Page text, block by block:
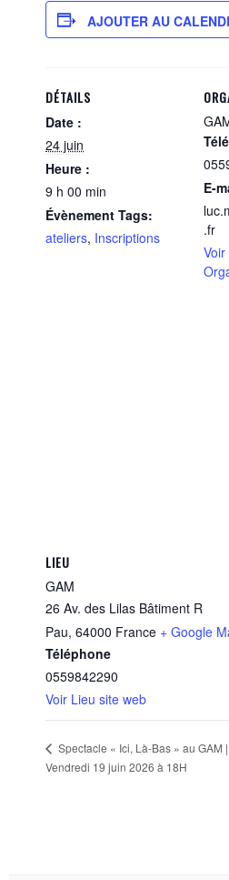
AJOUTER AU
DÉTAILS
Date :
24 juin
Heure :
9 h 00 min
Évènement Tags:
ateliers, Inscriptions
E-
.fr
LIEU
GAM
26 Av. des Lilas Bâtiment R
Pau, 64000 France + Google
Téléphone
0559842290
Voir Lieu site web
Spectacle « Ici, Là-Bas » au GAM |
Vendredi 19 juin 2026 à 18H